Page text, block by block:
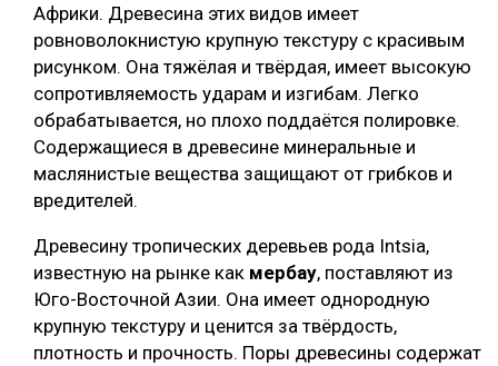
Африки. Древесина этих видов имеет
ровноволокнистую крупную текстуру с красивым
рисунком. Она тяжёлая и твёрдая, имеет высокую
сопротивляемость ударам и изгибам. Легко
обрабатывается, но плохо поддаётся полировке.
Содержащиеся в древесине минеральные и
маслянистые вещества защищают от грибков и
вредителей.
Древесину тропических деревьев рода Intsia,
известную на рынке как мербау, поставляют из
Юго-Восточной Азии. Она имеет однородную
крупную текстуру и ценится за твёрдость,
плотность и прочность. Поры древесины содержат